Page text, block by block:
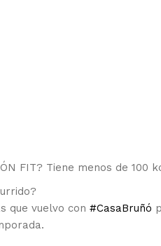
FIT? Tiene menos de 100
que vuelvo con #CasaBruñó